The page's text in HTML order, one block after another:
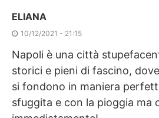
ELIANA
10/12/2021 - 21:15
Napoli è una città
storici e pieni di fascino,
si fondono in maniera
sfuggita e con la pioggia ma